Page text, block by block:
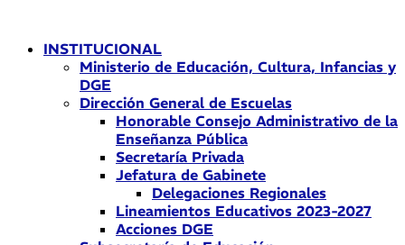
contenidoINSTITUCIONAL
Ministerio de Educación, Cultura, Infancias y
DGE
Dirección General de Escuelas
Honorable Consejo Administrativo de la
Enseñanza Pública
Secretaría Privada
Jefatura de Gabinete
Delegaciones Regionales
Lineamientos Educativos 2023-2027
Acciones DGE